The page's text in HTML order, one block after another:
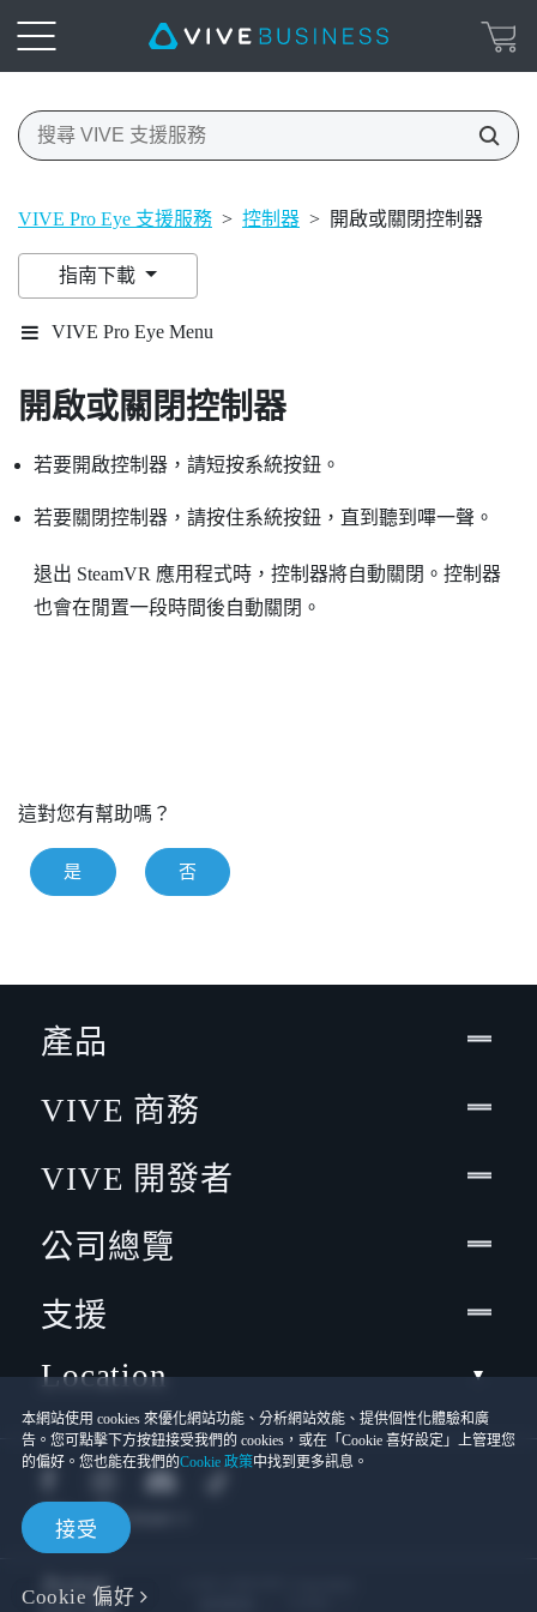
VIVE Pro Eye 支援服務 > 控制器 > 開啟或關閉控制器
指南下載
VIVE Pro Eye Menu
開啟或關閉控制器
若要開啟控制器，請短按系統按鈕。
若要關閉控制器，請按住系統按鈕，直到聽到嗶一聲。
退出 SteamVR 應用程式時，控制器將自動關閉。控制器
也會在閒置一段時間後自動關閉。
這對您有幫助嗎？
是 否
本網站使用 cookies 來優化網站功能、分析網站效能、提供個性化體驗和廣
告。您可點擊下方按鈕接受我們的 cookies，或在「Cookie 喜好設定」上管理您
的偏好。您也能在我們的Cookie 政策中找到更多訊息。
接受
Cookie 偏好
產品
VIVE 商務
VIVE 開發者
公司總覽
支援
Location